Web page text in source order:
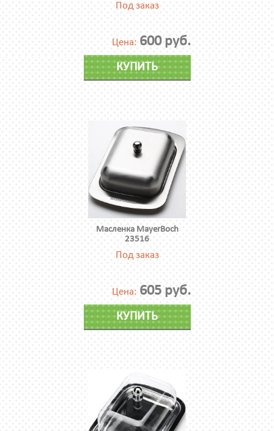
Под заказ
Цена: 600 руб.
КУПИТЬ
Масленка MayerBoch
23516
Под заказ
Цена: 605 руб.
КУПИТЬ